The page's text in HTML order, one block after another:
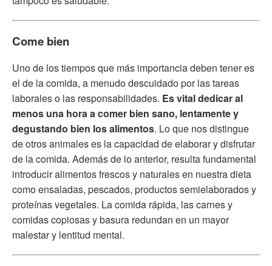
Come bien
Uno de los tiempos que más importancia deben tener es
el de la comida, a menudo descuidado por las tareas
laborales o las responsabilidades. Es vital dedicar al
menos una hora a comer bien sano, lentamente y
degustando bien los alimentos. Lo que nos distingue
de otros animales es la capacidad de elaborar y disfrutar
de la comida. Además de lo anterior, resulta fundamental
introducir alimentos frescos y naturales en nuestra dieta
como ensaladas, pescados, productos semielaborados y
proteínas vegetales. La comida rápida, las carnes y
comidas copiosas y basura redundan en un mayor
malestar y lentitud mental.